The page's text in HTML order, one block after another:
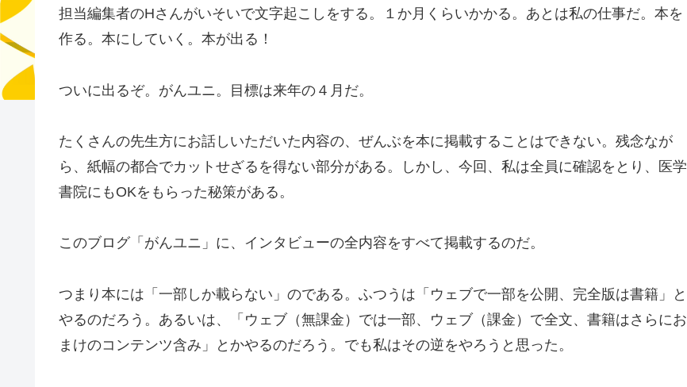
担当編集者のHさんがいそいで文字起こしをする。１か月くらいかかる。あとは私の仕事だ。本を
作る。本にしていく。本が出る！
ついに出るぞ。がんユニ。目標は来年の４月だ。
たくさんの先生方にお話しいただいた内容の、ぜんぶを本に掲載することはできない。残念なが
ら、紙幅の都合でカットせざるを得ない部分がある。しかし、今回、私は全員に確認をとり、医学
書院にもOKをもらった秘策がある。
このブログ「がんユニ」に、インタビューの全内容をすべて掲載するのだ。
つまり本には「一部しか載らない」のである。ふつうは「ウェブで一部を公開、完全版は書籍」と
やるのだろう。あるいは、「ウェブ（無課金）では一部、ウェブ（課金）で全文、書籍はさらにお
まけのコンテンツ含み」とかやるのだろう。でも私はその逆をやろうと思った。